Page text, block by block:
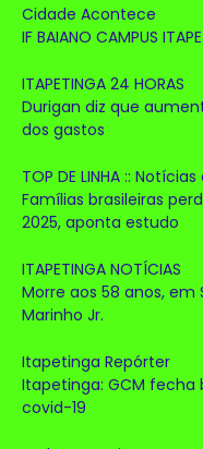
Cidade Acontece
IF BAIANO CAMPUS
ITAPETINGA 24 HORAS
Durigan diz que
dos gastos
TOP DE LINHA ::
Famílias brasileiras
2025, aponta estudo
ITAPETINGA NOTÍCIAS
Morre aos 58 anos, em
Marinho Jr.
Itapetinga Repórter
Itapetinga: GCM
covid-19